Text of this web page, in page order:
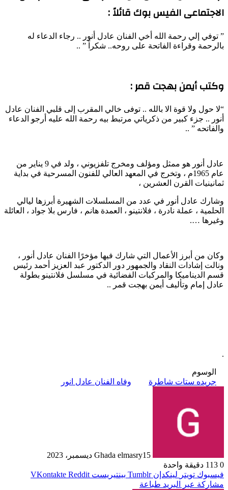
الاجتماعى الفيس بوك قائلاً :
” توفي إلي رحمة الله أخي الفنان عادل أنور .. رجاء الدعاء له
بالرحمة وقراءة الفاتحة على روحه.. شكراً ” ..
وكتب أيمن بهجت قمر :
“لا حول ولا قوة الا بالله .. توفى خالي المقرب إلى قلبي الفنان عادل
أنور .. جزء كبير من ذكرياتي مرتبط بيه رحمة الله عليه أرجو الدعاء
والفاتحه ” ..
عادل أنور هو ممثل ومؤلف ومخرج تلفزيوني ، ولد في 9 يناير من
عام 1965م ، وتخرج في المعهد العالي للفنون المسرحية في بداية
ثمانينيات القرن العشرين ،
وشارك عادل أنور في عدد من المسلسلات الشهيرة أبرزها ليالي
الحلمية ، عملة نادرة ، فلانتينو ، العمدة هانم ، فارس بلا جواد ، العائلة
وغيرها ….
وكان من أبرز الأعمال التي شارك فيها مؤخرًا الفنان عادل أنور ،
ونالت إشادات النقاد والجمهور دور الدكتور عبد العزيز أحمد رئيس
قسم الديناميكا والمركبات الفضائية في مسلسل فلانتينو بطولة
عادل إمام وتأليف أيمن بهجت قمر ..
.
الوسوم
جريده ستات شاطرة
وفاه الفنان عادل انور
Ghada elmasry15 ديسمبر، 2023
0
دقيقة واحدة
فيسبوك تويتر لينكدإن بينتيريست
مشاركة عبر البريد طباعة